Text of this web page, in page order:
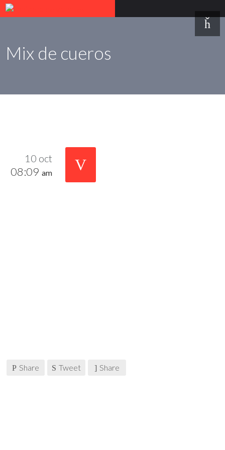
Mix de cueros
10 oct
08:09 am
Share Tweet Share